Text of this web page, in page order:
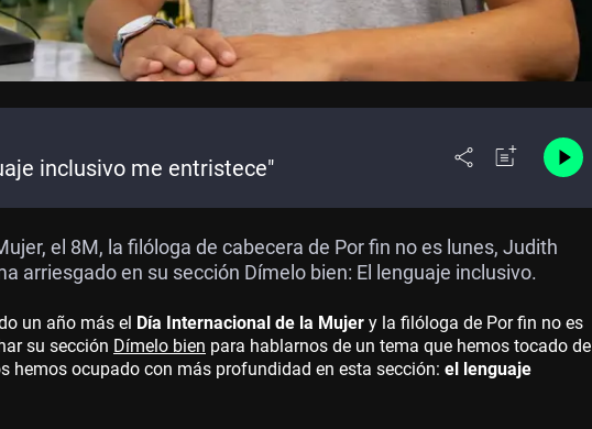
inclusivo me entristece"
el 8M, la filóloga de cabecera de Por fin no es lunes, Judith
arriesgado en su sección Dímelo bien: El lenguaje inclusivo.
un año más el Día Internacional de la Mujer y la filóloga de Por fin no es
su sección Dímelo bien para hablarnos de un tema que hemos tocado de
hemos ocupado con más profundidad en esta sección: el lenguaje